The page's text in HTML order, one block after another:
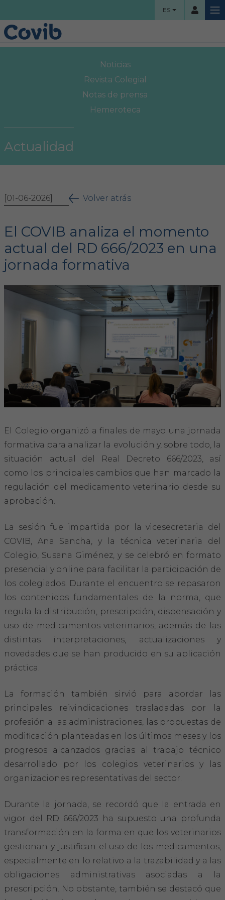
ES
HOME
Comisiones asesoras
Área Colegial
FORMACIÓN
Formaciones de otras entidades
Certificados de formaciones COVIB
ACTUALIDAD
Noticias
Revista Colegial
Notas de prensa
Hemeroteca
IDENTIFICACIÓN ANIMAL
Colegiados
Consejos para tus mascotas
Guía Responsable
Noticias
Revista Colegial
Notas de prensa
Hemeroteca
Actualidad
[01-06-2026] Volver atrás
El COVIB analiza el momento
actual del RD 666/2023 en una
jornada formativa
El Colegio organizó a finales de mayo una jornada
formativa para analizar la evolución y, sobre todo, la
situación actual del Real Decreto 666/2023, así
como los principales cambios que han marcado la
regulación del medicamento veterinario desde su
aprobación.
La sesión fue impartida por la vicesecretaria del
COVIB, Ana Sancha, y la técnica veterinaria del
Colegio, Susana Giménez, y se celebró en formato
presencial y online para facilitar la participación de
los colegiados. Durante el encuentro se repasaron
los contenidos fundamentales de la norma, que
regula la distribución, prescripción, dispensación y
uso de medicamentos veterinarios, además de las
distintas interpretaciones, actualizaciones y
novedades que se han producido en su aplicación
práctica.
La formación también sirvió para abordar las
principales reivindicaciones trasladadas por la
profesión a las administraciones, las propuestas de
modificación planteadas en los últimos meses y los
progresos alcanzados gracias al trabajo técnico
desarrollado por los colegios veterinarios y las
organizaciones representativas del sector.
Durante la jornada, se recordó que la entrada en
vigor del RD 666/2023 ha supuesto una profunda
transformación en la forma en que los veterinarios
gestionan y justifican el uso de los medicamentos,
especialmente en lo relativo a la trazabilidad y a las
obligaciones administrativas asociadas a la
prescripción. No obstante, también se destacó que